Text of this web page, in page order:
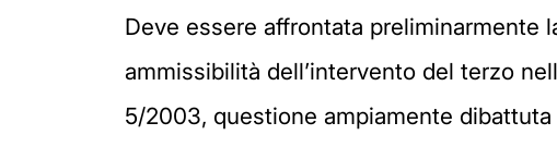
Deve essere affrontata preliminarmente
ammissibilità dell’intervento del terzo
5/2003, questione ampiamente